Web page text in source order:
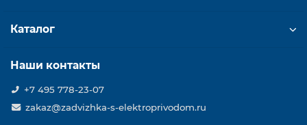
Каталог
Наши контакты
+7 495 778-23-07
zakaz@zadvizhka-s-elektroprivodom.ru